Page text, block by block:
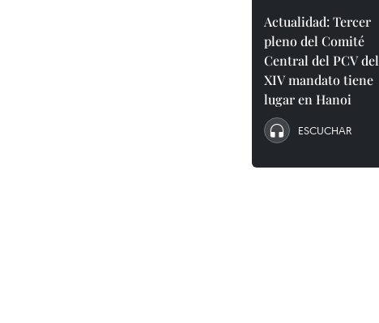
Actualidad: Tercer
pleno del Comité
Central del PCV del
XIV mandato tiene
lugar en Hanoi
ESCUCHAR